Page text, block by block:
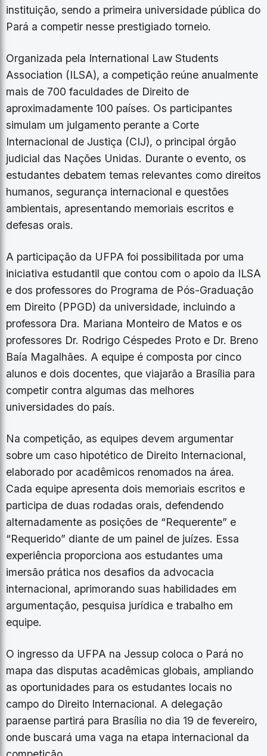
instituição, sendo a primeira universidade pública do
Pará a competir nesse prestigiado torneio.
Organizada pela International Law Students
Association (ILSA), a competição reúne anualmente
mais de 700 faculdades de Direito de
aproximadamente 100 países. Os participantes
simulam um julgamento perante a Corte
Internacional de Justiça (CIJ), o principal órgão
judicial das Nações Unidas. Durante o evento, os
estudantes debatem temas relevantes como direitos
humanos, segurança internacional e questões
ambientais, apresentando memoriais escritos e
defesas orais.
A participação da UFPA foi possibilitada por uma
iniciativa estudantil que contou com o apoio da ILSA
e dos professores do Programa de Pós-Graduação
em Direito (PPGD) da universidade, incluindo a
professora Dra. Mariana Monteiro de Matos e os
professores Dr. Rodrigo Céspedes Proto e Dr. Breno
Baía Magalhães. A equipe é composta por cinco
alunos e dois docentes, que viajarão a Brasília para
competir contra algumas das melhores
universidades do país.
Na competição, as equipes devem argumentar
sobre um caso hipotético de Direito Internacional,
elaborado por acadêmicos renomados na área.
Cada equipe apresenta dois memoriais escritos e
participa de duas rodadas orais, defendendo
alternadamente as posições de “Requerente” e
“Requerido” diante de um painel de juízes. Essa
experiência proporciona aos estudantes uma
imersão prática nos desafios da advocacia
internacional, aprimorando suas habilidades em
argumentação, pesquisa jurídica e trabalho em
equipe.
O ingresso da UFPA na Jessup coloca o Pará no
mapa das disputas acadêmicas globais, ampliando
as oportunidades para os estudantes locais no
campo do Direito Internacional. A delegação
paraense partirá para Brasília no dia 19 de fevereiro,
onde buscará uma vaga na etapa internacional da